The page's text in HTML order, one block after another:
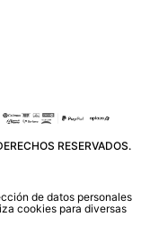
RESERVADOS.
de datos personales
cookies para diversas